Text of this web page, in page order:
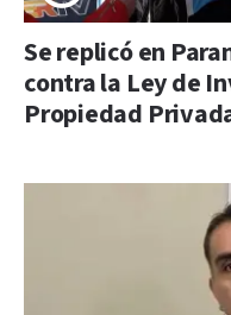
Se replicó en
contra la Ley de
Propiedad